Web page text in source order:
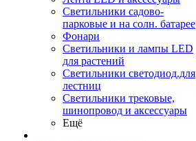
Светильники садово-
парковые и на солн. батарее
Фонари
Светильники и лампы LED
для растений
Светильники светодиод.для
лестниц
Светильники трековые,
шинопровод и аксессуары
Ещё